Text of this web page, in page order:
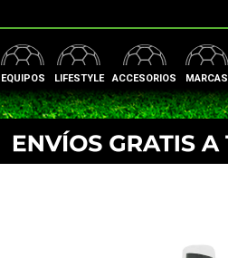
EQUIPOS LIFESTYLE ACCESORIOS MARCAS